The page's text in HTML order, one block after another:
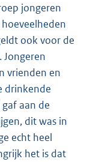
jongeren
ook voor de
Jongeren
vrienden en
drinkende
aan de
dit was in
echt heel
het is dat